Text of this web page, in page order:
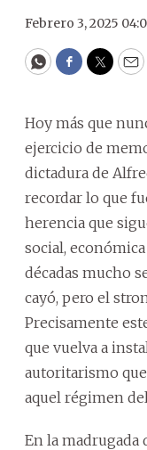
Febrero 3, 2025
WhatsApp
Facebook
Hoy más que
ejercicio de
dictadura de
recordar lo que
herencia que
social,
décadas mucho
cayó, pero el
Precisamente
que vuelva a
autoritarismo
aquel régimen
En la madrugada